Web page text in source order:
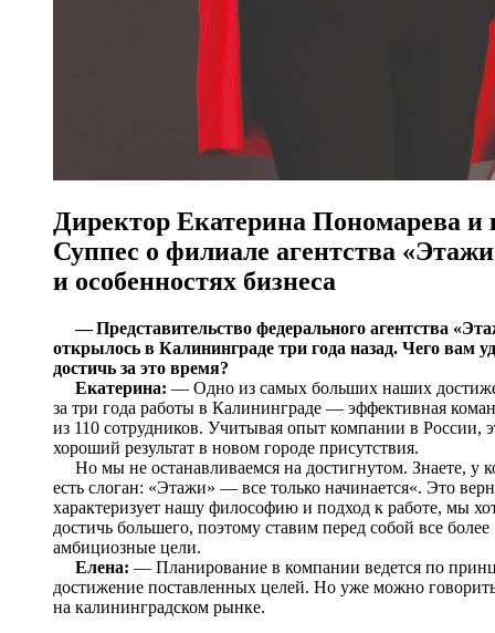
Директор Екатерина Пономарева и
Суппес о филиале агентства
и особенностях бизнеса
— Представительство федерального агентства
открылось в Калининграде три года назад. Чего вам
достичь за это время?
Екатерина: — Одно из самых больших наших
за три года работы в Калининграде — эффективная
из 110 сотрудников. Учитывая опыт компании в России,
хороший результат в новом городе присутствия.
Но мы не останавливаемся на достигнутом. Знаете, у
есть слоган: «Этажи» — все только начинается«. Это
характеризует нашу философию и подход к работе, мы
достичь большего, поэтому ставим перед собой все более
амбициозные цели.
Елена: — Планирование в компании ведется по
достижение поставленных целей. Но уже можно
на калининградском рынке.